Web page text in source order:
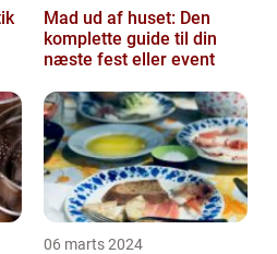
Mad ud af huset: Den
komplette guide til din
næste fest eller event
06 marts 2024